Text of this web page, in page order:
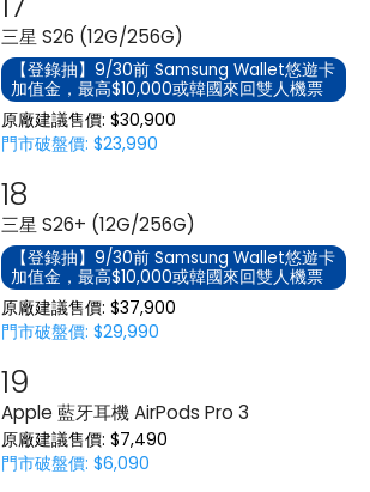
三星 S26 (12G/256G)
【登錄抽】9/30前 Samsung Wallet悠遊卡
加值金，最高$10,000或韓國來回雙人機票
原廠建議售價: $30,900
門市破盤價: $23,990
三星 S26+ (12G/256G)
【登錄抽】9/30前 Samsung Wallet悠遊卡
加值金，最高$10,000或韓國來回雙人機票
原廠建議售價: $37,900
門市破盤價: $29,990
Apple 藍牙耳機 AirPods Pro 3
原廠建議售價: $7,490
門市破盤價: $6,090